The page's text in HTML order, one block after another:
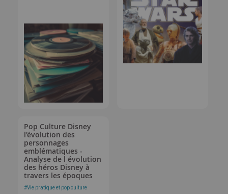
Pop Culture Disney
l'évolution des
personnages
emblématiques -
Analyse de l évolution
des héros Disney à
travers les époques
#Vie pratique et pop culture